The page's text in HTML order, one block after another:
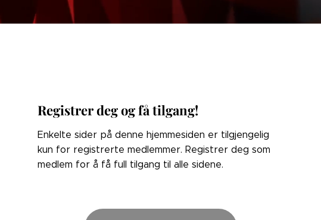
Registrer deg og få tilgang!
Enkelte sider på denne hjemmesiden er tilgjengelig
kun for registrerte medlemmer. Registrer deg som
medlem for å få full tilgang til alle sidene.